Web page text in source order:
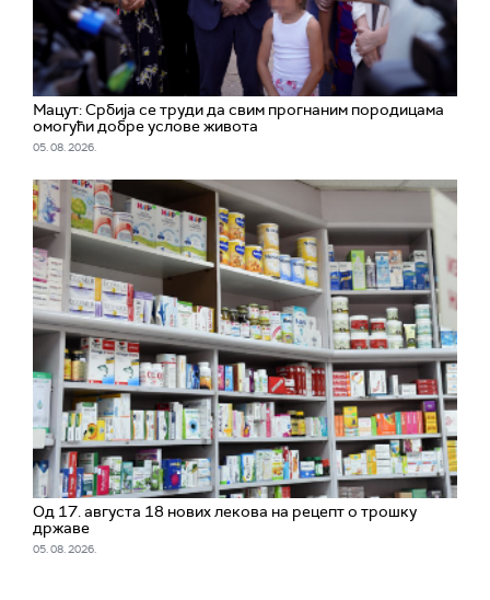
Мацут: Србија се труди да свим прогнаним породицама
омогући добре услове живота
05. 08. 2026.
Од 17. августа 18 нових лекова на рецепт о трошку
државе
05. 08. 2026.